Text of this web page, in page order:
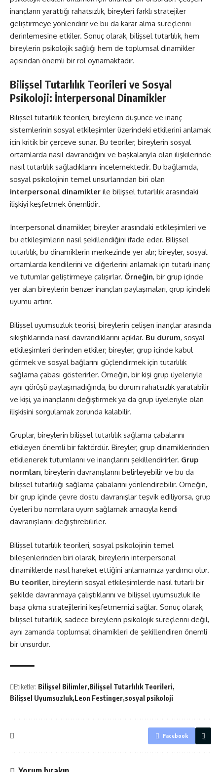
inançların yarattığı rahatsızlık, bireyleri farklı stratejiler
geliştirmeye yönlendirir ve bu da karar alma süreçlerini
derinlemesine etkiler. Sonuç olarak, bilişsel tutarlılık, hem
bireylerin psikolojik sağlığı hem de toplumsal dinamikler
açısından önemli bir rol oynamaktadır.
Bilişsel Tutarlılık Teorileri ve Sosyal
Psikoloji: İnterpersonal Dinamikler
Bilişsel tutarlılık teorileri, bireylerin düşünce ve inanç
sistemlerinin sosyal etkileşimler üzerindeki etkilerini anlamak
için kritik bir çerçeve sunar. Bu teoriler, bireylerin sosyal
ortamlarda nasıl davrandığını ve başkalarıyla olan ilişkilerinde
nasıl tutarlılık sağladıklarını incelemektedir. Bu bağlamda,
sosyal psikolojinin temel unsurlarından biri olan
interpersonal dinamikler ile bilişsel tutarlılık arasındaki
ilişkiyi keşfetmek önemlidir.
Interpersonal dinamikler, bireyler arasındaki etkileşimleri ve
bu etkileşimlerin nasıl şekillendiğini ifade eder. Bilişsel
tutarlılık, bu dinamiklerin merkezinde yer alır; bireyler, sosyal
ortamlarda kendilerini ve diğerlerini anlamak için tutarlı inanç
ve tutumlar geliştirmeye çalışırlar. Örneğin, bir grup içinde
yer alan bireylerin benzer inançları paylaşmaları, grup içindeki
uyumu artırır.
Bilişsel uyumsuzluk teorisi, bireylerin çelişen inançlar arasında
sıkıştıklarında nasıl davrandıklarını açıklar. Bu durum, sosyal
etkileşimleri derinden etkiler; bireyler, grup içinde kabul
görmek ve sosyal bağlarını güçlendirmek için tutarlılık
sağlama çabası gösterirler. Örneğin, bir kişi grup üyeleriyle
aynı görüşü paylaşmadığında, bu durum rahatsızlık yaratabilir
ve kişi, ya inançlarını değiştirmek ya da grup üyeleriyle olan
ilişkisini sorgulamak zorunda kalabilir.
Gruplar, bireylerin bilişsel tutarlılık sağlama çabalarını
etkileyen önemli bir faktördür. Bireyler, grup dinamiklerinden
etkilenerek tutumlarını ve inançlarını şekillendirirler. Grup
normları, bireylerin davranışlarını belirleyebilir ve bu da
bilişsel tutarlılığı sağlama çabalarını yönlendirebilir. Örneğin,
bir grup içinde çevre dostu davranışlar teşvik ediliyorsa, grup
üyeleri bu normlara uyum sağlamak amacıyla kendi
davranışlarını değiştirebilirler.
Bilişsel tutarlılık teorileri, sosyal psikolojinin temel
bileşenlerinden biri olarak, bireylerin interpersonal
dinamiklerde nasıl hareket ettiğini anlamamıza yardımcı olur.
Bu teoriler, bireylerin sosyal etkileşimlerde nasıl tutarlı bir
şekilde davranmaya çalıştıklarını ve bilişsel uyumsuzluk ile
başa çıkma stratejilerini keşfetmemizi sağlar. Sonuç olarak,
bilişsel tutarlılık, sadece bireylerin psikolojik süreçlerini değil,
aynı zamanda toplumsal dinamikleri de şekillendiren önemli
bir unsurdur.
Etiketler: Bilişsel Bilimler Bilişsel Tutarlılık Teorileri
Bilişsel Uyumsuzluk Leon Festinger sosyal psikoloji
Facebook